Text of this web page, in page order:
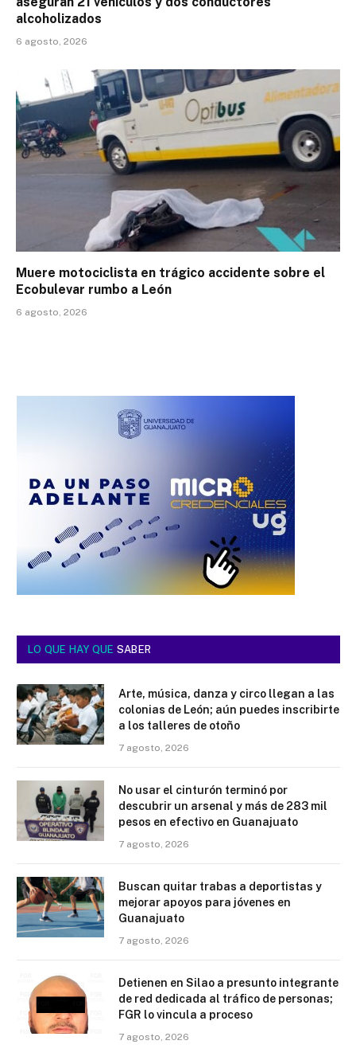
alcoholizados
6 agosto, 2026
Muere motociclista en trágico accidente sobre el
Ecobulevar rumbo a León
6 agosto, 2026
LO QUE HAY QUE SABER
Arte, música, danza y circo llegan a las
colonias de León; aún puedes inscribirte
a los talleres de otoño
7 agosto, 2026
No usar el cinturón terminó por
descubrir un arsenal y más de 283 mil
pesos en efectivo en Guanajuato
7 agosto, 2026
Buscan quitar trabas a deportistas y
mejorar apoyos para jóvenes en
Guanajuato
7 agosto, 2026
Detienen en Silao a presunto integrante
de red dedicada al tráfico de personas;
FGR lo vincula a proceso
7 agosto, 2026